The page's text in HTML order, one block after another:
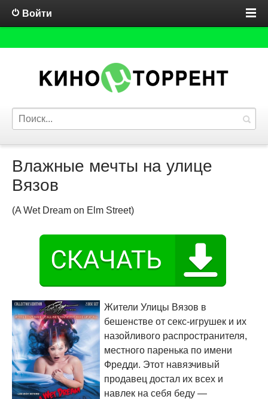
Войти
Влажные мечты на улице
Вязов
(A Wet Dream on Elm Street)
Жители Улицы Вязов в
бешенстве от секс-игрушек и их
назойливого распространителя,
местного паренька по имени
Фредди. Этот навязчивый
продавец достал их всех и
навлек на себя беду —